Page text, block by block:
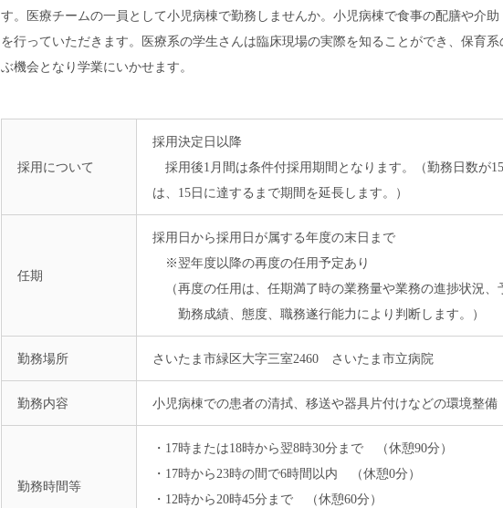
す。医療チームの一員として小児病棟で勤務しませんか。小児病棟で食事の配膳や介
を行っていただきます。医療系の学生さんは臨床現場の実際を知ることができ、保育
ぶ機会となり学業にいかせます。
採用について
採用決定日以降
採用後1月間は条件付採用期間となります。（勤務日数が
は、15日に達するまで期間を延長します。）
任期
採用日から採用日が属する年度の末日まで
※翌年度以降の再度の任用予定あり
（再度の任用は、任期満了時の業務量や業務の進捗状況、
勤務成績、態度、職務遂行能力により判断します。）
勤務場所 さいたま市緑区大字三室2460 さいたま市立病院
勤務内容 小児病棟での患者の清拭、移送や器具片付けなどの環境整
勤務時間等
・17時または18時から翌8時30分まで （休憩90分）
・17時から23時の間で6時間以内 （休憩0分）
・12時から20時45分まで （休憩60分）